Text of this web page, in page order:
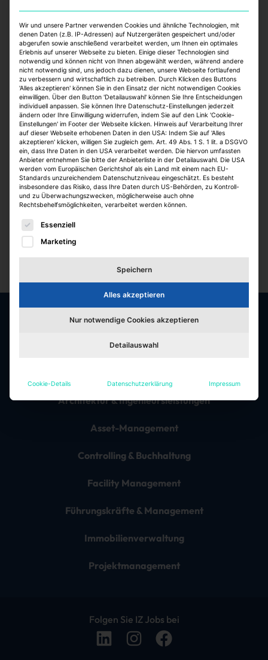
Top Jobs:
Jobfelder
Architektur & Ingenieursleistungen
Asset-Management
Controlling & Buchhaltung
Facility Management
Führungskräfte & Management
Immobilienverwaltung
Projektmanagement
Folgen Sie IZ Jobs bei
Wir und unsere Partner verwenden Cookies und ähnliche Technologien, mit
denen Daten (z.B. IP-Adressen) auf Nutzergeräten gespeichert und/oder
abgerufen sowie anschließend verarbeitet werden, um Ihnen ein optimales
Erlebnis auf unserer Webseite zu bieten. Einige dieser Technologien sind
notwendig und können nicht von Ihnen abgewählt werden, während andere
nicht notwendig sind, uns jedoch dazu dienen, unsere Webseite fortlaufend
zu verbessern und wirtschaftlich zu betreiben. Durch Klicken des Buttons
'Alles akzeptieren' können Sie in den Einsatz der nicht notwendigen Cookies
einwilligen. Über den Button 'Detailauswahl' können Sie Ihre Entscheidungen
individuell anpassen. Sie können Ihre Datenschutz-Einstellungen jederzeit
ändern oder Ihre Einwilligung widerrufen, indem Sie auf den Link 'Cookie-
Einstellungen' im Footer der Webseite klicken. Hinweis auf Verarbeitung Ihrer
auf dieser Webseite erhobenen Daten in den USA: Indem Sie auf 'Alles
akzeptieren' klicken, willigen Sie zugleich gem. Art. 49 Abs. 1 S. 1 lit. a DSGVO
ein, dass Ihre Daten in den USA verarbeitet werden. Die hiervon umfassten
Anbieter entnehmen Sie bitte der Anbieterliste in der Detailauswahl. Die USA
werden vom Europäischen Gerichtshof als ein Land mit einem nach EU-
Standards unzureichendem Datenschutzniveau eingeschätzt. Es besteht
insbesondere das Risiko, dass Ihre Daten durch US-Behörden, zu Kontroll-
und zu Überwachungszwecken, möglicherweise auch ohne
Rechtsbehelfsmöglichkeiten, verarbeitet werden können.
Es folgt eine Liste der Service-Gruppen, für die eine
Essenziell
Marketing
Speichern
Alles akzeptieren
Nur notwendige Cookies akzeptieren
Detailauswahl
Cookie-Details Datenschutzerklärung Impressum